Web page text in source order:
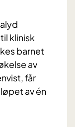
klinisk
barnet
av
får
av én